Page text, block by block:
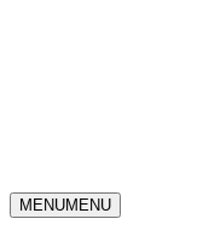
MENUMENU